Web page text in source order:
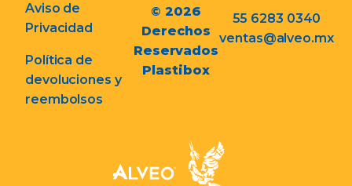
Aviso de
Privacidad
Política de
devoluciones y
reembolsos
© 2026
Derechos
Reservados
Plastibox
55 6283 0340
ventas@alveo.mx